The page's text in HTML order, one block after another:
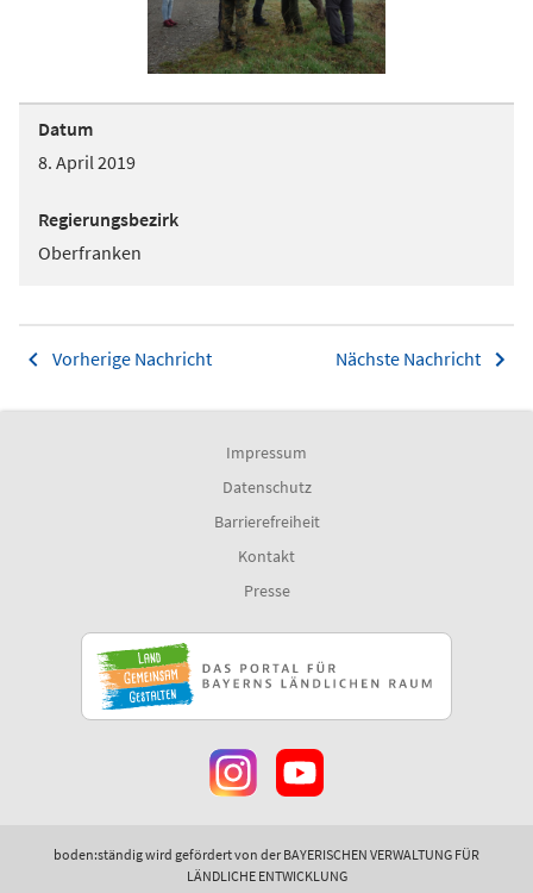
Datum
8. April 2019
Regierungsbezirk
Oberfranken
Vorherige Nachricht Nächste Nachricht
Impressum
Datenschutz
Barrierefreiheit
Kontakt
Presse
boden:ständig wird gefördert von der BAYERISCHEN VERWALTUNG FÜR
LÄNDLICHE ENTWICKLUNG